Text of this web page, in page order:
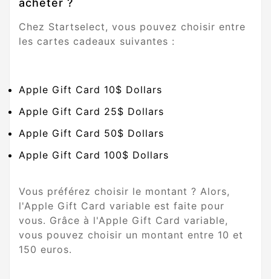
acheter ?
Chez Startselect, vous pouvez choisir entre
les cartes cadeaux suivantes :
Apple Gift Card 10$ Dollars
Apple Gift Card 25$ Dollars
Apple Gift Card 50$ Dollars
Apple Gift Card 100$ Dollars
Vous préférez choisir le montant ? Alors,
l'Apple Gift Card variable est faite pour
vous. Grâce à l'Apple Gift Card variable,
vous pouvez choisir un montant entre 10 et
150 euros.